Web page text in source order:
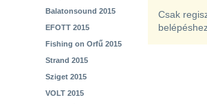
Balatonsound 2015
EFOTT 2015
Fishing on Orfű 2015
Strand 2015
Sziget 2015
VOLT 2015
Csak